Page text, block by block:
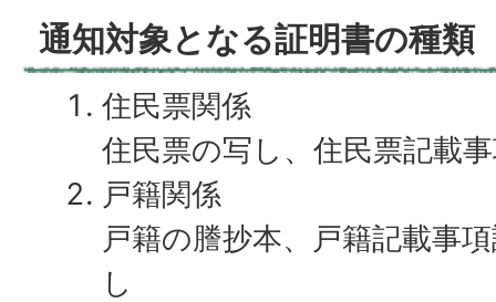
通知対象となる証明書の種類
住民票関係
住民票の写し、住民票記載
戸籍関係
戸籍の謄抄本、戸籍記載事
し